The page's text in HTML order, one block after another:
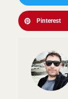
Pinterest